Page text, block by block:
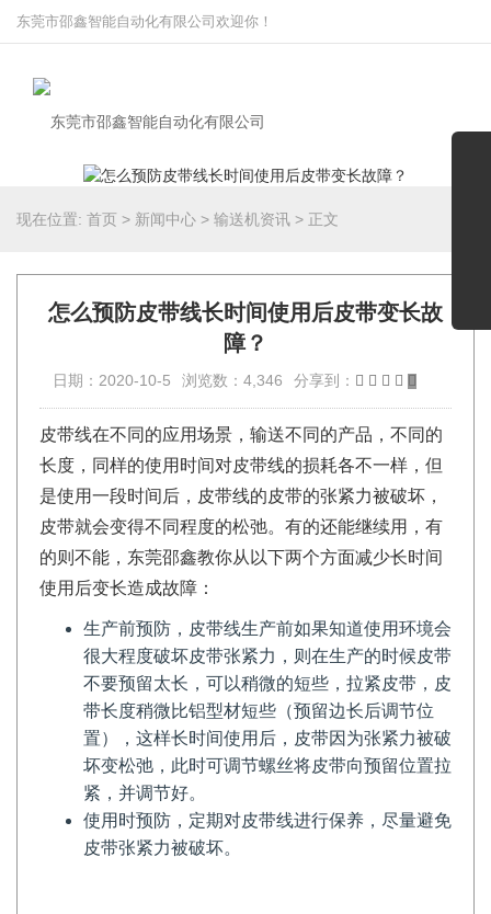
东莞市邵鑫智能自动化有限公司欢迎你！
现在位置: 首页 > 新闻中心 > 输送机资讯 > 正文
怎么预防皮带线长时间使用后皮带变长故
障？
日期：2020-10-5 浏览数：4,346 分享到：
皮带线在不同的应用场景，输送不同的产品，不同的
长度，同样的使用时间对皮带线的损耗各不一样，但
是使用一段时间后，皮带线的皮带的张紧力被破坏，
皮带就会变得不同程度的松弛。有的还能继续用，有
的则不能，东莞邵鑫教你从以下两个方面减少长时间
使用后变长造成故障：
生产前预防，皮带线生产前如果知道使用环境会
很大程度破坏皮带张紧力，则在生产的时候皮带
不要预留太长，可以稍微的短些，拉紧皮带，皮
带长度稍微比铝型材短些（预留边长后调节位
置），这样长时间使用后，皮带因为张紧力被破
坏变松弛，此时可调节螺丝将皮带向预留位置拉
紧，并调节好。
使用时预防，定期对皮带线进行保养，尽量避免
皮带张紧力被破坏。